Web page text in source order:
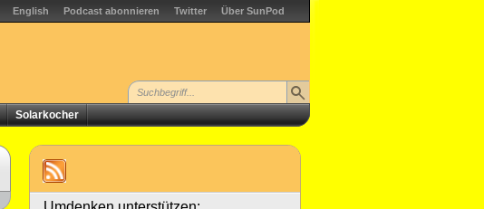
English Podcast abonnieren Twitter Über SunPod
Solarkocher